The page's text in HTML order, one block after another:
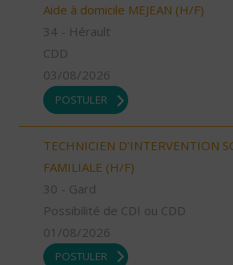
Aide à domicile MEJEAN (H/F)
34 - Hérault
CDD
03/08/2026
POSTULER
TECHNICIEN D’INTERVENTION
FAMILIALE (H/F)
30 - Gard
Possibilité de CDI ou CDD
01/08/2026
POSTULER